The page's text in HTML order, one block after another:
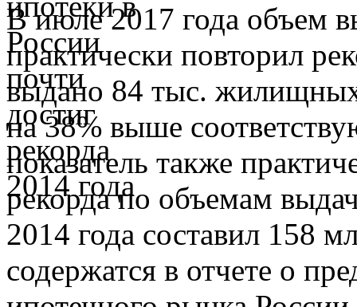
В июле 2017 года объем
практически повторил
выдано 84 тыс.
на 38% выше
показатель также
рекорда по объемам
2014 года составил 158
содержатся в отчете о